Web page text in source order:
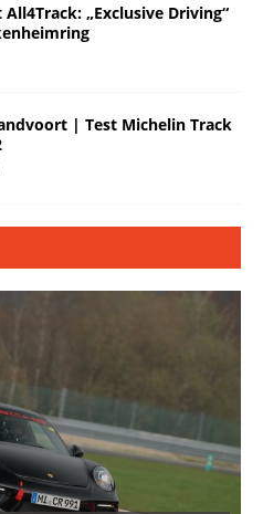
„Exclusive Driving“
| Test Michelin Track